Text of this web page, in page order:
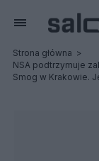
Strona główna
Smog w Krakowie.